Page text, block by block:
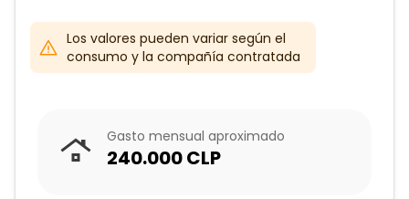
Los valores pueden variar según el
consumo y la compañía contratada
Gasto mensual aproximado
240.000CLP